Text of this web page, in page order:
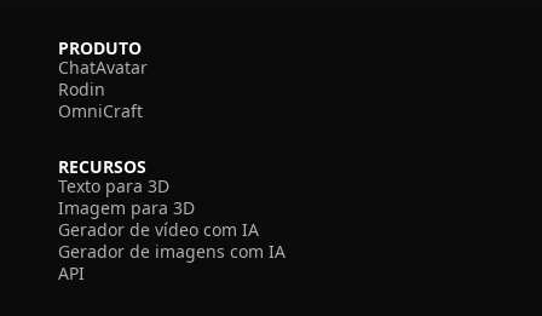
PRODUTO
ChatAvatar
Rodin
OmniCraft
RECURSOS
Texto para 3D
Imagem para 3D
Gerador de vídeo com IA
Gerador de imagens com IA
API